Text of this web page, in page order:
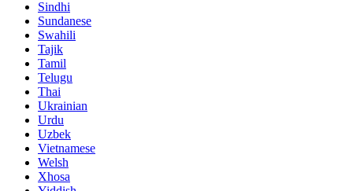
Sindhi
Sundanese
Swahili
Tajik
Tamil
Telugu
Thai
Ukrainian
Urdu
Uzbek
Vietnamese
Welsh
Xhosa